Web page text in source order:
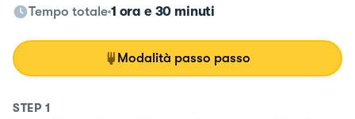
Tempo totale 1 ora e 30 minuti
Modalità passo passo
STEP 1